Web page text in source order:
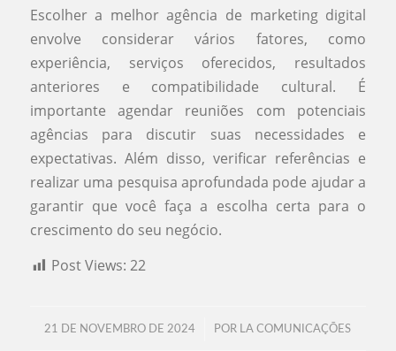
Escolher a melhor agência de marketing digital
envolve considerar vários fatores, como
experiência, serviços oferecidos, resultados
anteriores e compatibilidade cultural. É
importante agendar reuniões com potenciais
agências para discutir suas necessidades e
expectativas. Além disso, verificar referências e
realizar uma pesquisa aprofundada pode ajudar a
garantir que você faça a escolha certa para o
crescimento do seu negócio.
Post Views: 22
21 DE NOVEMBRO DE 2024
/ POR LA COMUNICAÇÕES